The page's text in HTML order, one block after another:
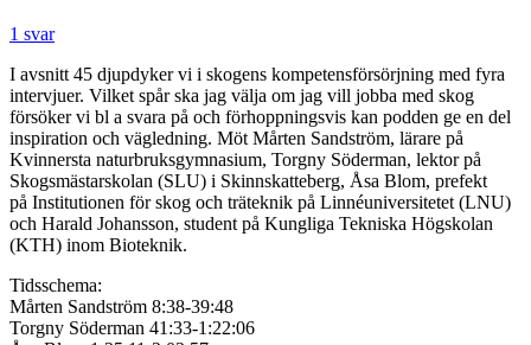
1 svar
I avsnitt 45 djupdyker vi i skogens kompetensförsörjning med fyra
intervjuer. Vilket spår ska jag välja om jag vill jobba med skog
försöker vi bl a svara på och förhoppningsvis kan podden ge en del
inspiration och vägledning. Möt Mårten Sandström, lärare på
Kvinnersta naturbruksgymnasium, Torgny Söderman, lektor på
Skogsmästarskolan (SLU) i Skinnskatteberg, Åsa Blom, prefekt
på Institutionen för skog och träteknik på Linnéuniversitetet (LNU)
och Harald Johansson, student på Kungliga Tekniska Högskolan
(KTH) inom Bioteknik.
Tidsschema:
Mårten Sandström 8:38-39:48
Torgny Söderman 41:33-1:22:06